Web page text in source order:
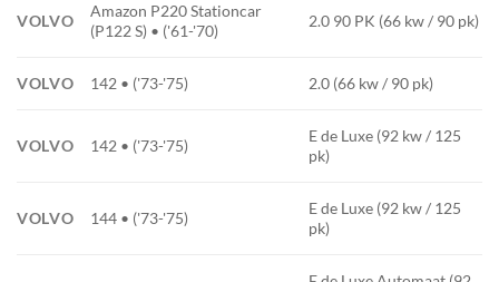
VOLVO
Amazon P220 Stationcar
(P122 S) • ('61-'70)
2.0 90 PK (66 kw / 90 pk)
VOLVO 142 • ('73-'75) 2.0 (66 kw / 90 pk)
VOLVO 142 • ('73-'75)
E de Luxe (92 kw / 125
pk)
VOLVO 144 • ('73-'75)
E de Luxe (92 kw / 125
pk)